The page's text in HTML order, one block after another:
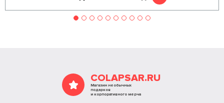
COLAPSAR.RU
Магазин необычных
подарков
и корпоративного мерча